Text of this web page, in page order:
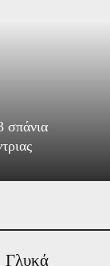
σπάνια
Γλυκά